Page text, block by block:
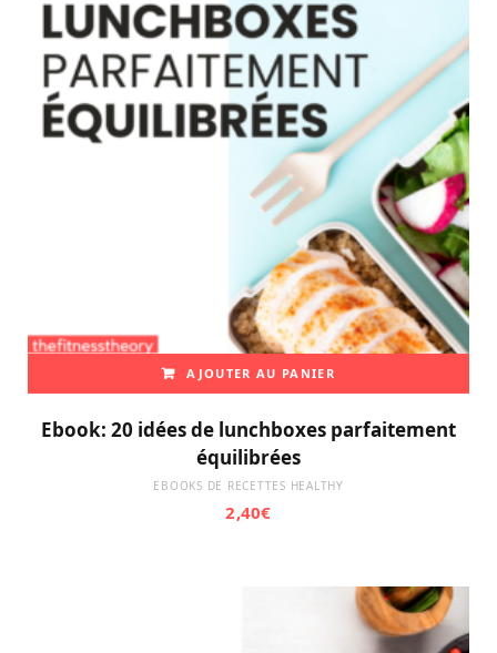
AJOUTER AU PANIER
Ebook: 20 idées de lunchboxes parfaitement
équilibrées
EBOOKS DE RECETTES HEALTHY
2,40€